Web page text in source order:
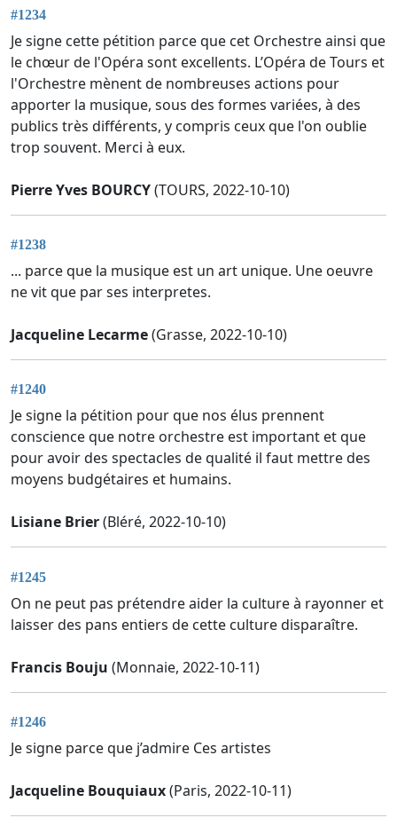
#1234
Je signe cette pétition parce que cet Orchestre ainsi que
le chœur de l'Opéra sont excellents. L’Opéra de Tours et
l'Orchestre mènent de nombreuses actions pour
apporter la musique, sous des formes variées, à des
publics très différents, y compris ceux que l'on oublie
trop souvent. Merci à eux.
Pierre Yves BOURCY(TOURS, 2022-10-10)
#1238
... parce que la musique est un art unique. Une oeuvre
ne vit que par ses interpretes.
Jacqueline Lecarme(Grasse, 2022-10-10)
#1240
Je signe la pétition pour que nos élus prennent
conscience que notre orchestre est important et que
pour avoir des spectacles de qualité il faut mettre des
moyens budgétaires et humains.
Lisiane Brier(Bléré, 2022-10-10)
#1245
On ne peut pas prétendre aider la culture à rayonner et
laisser des pans entiers de cette culture disparaître.
Francis Bouju (Monnaie, 2022-10-11)
#1246
Je signe parce que j’admire Ces artistes
Jacqueline Bouquiaux(Paris, 2022-10-11)